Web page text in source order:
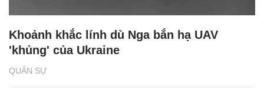
QUÂN SỰ
Khoảnh khắc lính dù Nga bắn hạ UAV
'khủng' của Ukraine